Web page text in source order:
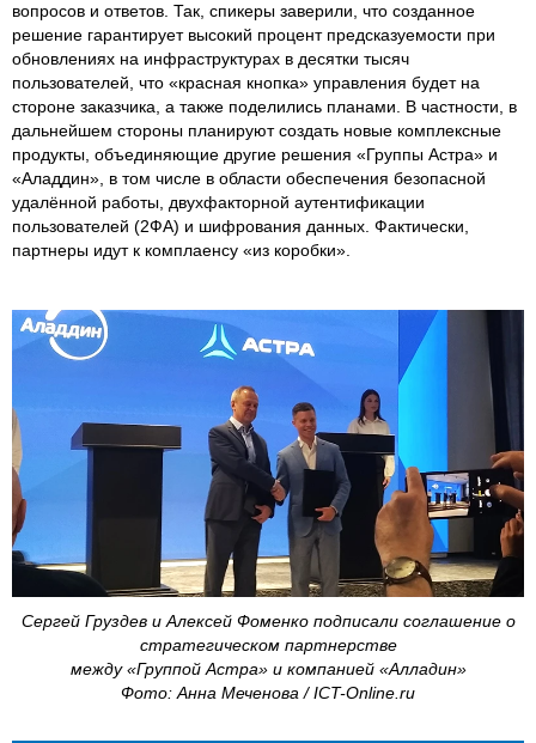
вопросов и ответов. Так, спикеры заверили, что созданное
решение гарантирует высокий процент предсказуемости при
обновлениях на инфраструктурах в десятки тысяч
пользователей, что «красная кнопка» управления будет на
стороне заказчика, а также поделились планами. В частности, в
дальнейшем стороны планируют создать новые комплексные
продукты, объединяющие другие решения «Группы Астра» и
«Аладдин», в том числе в области обеспечения безопасной
удалённой работы, двухфакторной аутентификации
пользователей (2ФА) и шифрования данных. Фактически,
партнеры идут к комплаенсу «из коробки».
Сергей Груздев и Алексей Фоменко подписали соглашение о
стратегическом партнерстве
между «Группой Астра» и компанией «Алладин»
Фото: Анна Меченова / ICT-Online.ru